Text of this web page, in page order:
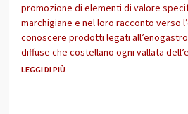
promozione di elementi di valore
marchigiane e nel loro racconto verso
conoscere prodotti legati
diffuse che costellano ogni vallata
LEGGI DI PIÙ